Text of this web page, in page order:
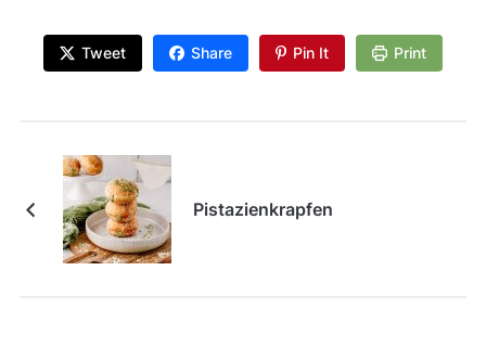
Tweet Share Pin It Print
Pistazienkrapfen